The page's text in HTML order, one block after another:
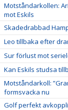
Motståndarkollen:
mot Eskils
Skadedrabbad
Leo tillbaka efter
Sur förlust mot
Kan Eskils studsa
Motståndarkoll:
formsvacka nu
Golf perfekt